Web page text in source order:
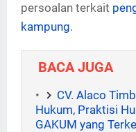
persoalan terkait
kampung.
BACA JUGA
CV. Alaco
Hukum, Praktisi
GAKUM yang